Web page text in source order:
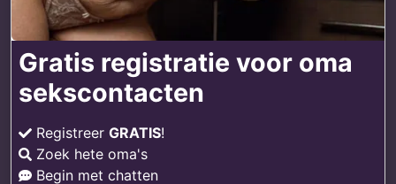
Gratis registratie voor oma
sekscontacten
Registreer GRATIS!
Zoek hete oma's
Begin met chatten